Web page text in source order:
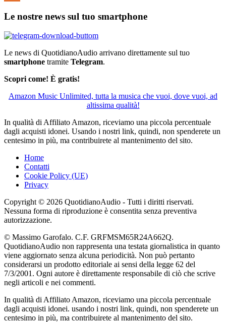
Le nostre news sul tuo smartphone
Le news di QuotidianoAudio arrivano direttamente sul tuo
smartphone tramite Telegram.
Scopri come! È gratis!
Amazon Music Unlimited, tutta la musica che vuoi, dove vuoi, ad
altissima qualità!
In qualità di Affiliato Amazon, riceviamo una piccola percentuale
dagli acquisti idonei. Usando i nostri link, quindi, non spenderete un
centesimo in più, ma contribuirete al mantenimento del sito.
Home
Contatti
Cookie Policy (UE)
Privacy
Copyright © 2026 QuotidianoAudio - Tutti i diritti riservati.
Nessuna forma di riproduzione è consentita senza preventiva
autorizzazione.
© Massimo Garofalo. C.F. GRFMSM65R24A662Q.
QuotidianoAudio non rappresenta una testata giornalistica in quanto
viene aggiornato senza alcuna periodicità. Non può pertanto
considerarsi un prodotto editoriale ai sensi della legge 62 del
7/3/2001. Ogni autore è direttamente responsabile di ciò che scrive
negli articoli e nei commenti.
In qualità di Affiliato Amazon, riceviamo una piccola percentuale
dagli acquisti idonei. usando i nostri link, quindi, non spenderete un
centesimo in più, ma contribuirete al mantenimento del sito.